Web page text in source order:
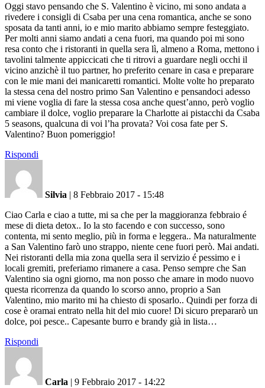
Oggi stavo pensando che S. Valentino è vicino, mi sono andata a
rivedere i consigli di Csaba per una cena romantica, anche se sono
sposata da tanti anni, io e mio marito abbiamo sempre festeggiato.
Per molti anni siamo andati a cena fuori, ma quando poi mi sono
resa conto che i ristoranti in quella sera lì, almeno a Roma, mettono i
tavolini talmente appiccicati che ti ritrovi a guardare negli occhi il
vicino anzichè il tuo partner, ho preferito cenare in casa e preparare
con le mie mani dei manicaretti romantici. Molte volte ho preparato
la stessa cena del nostro primo San Valentino e pensandoci adesso
mi viene voglia di fare la stessa cosa anche quest’anno, però voglio
cambiare il dolce, voglio preparare la Charlotte ai pistacchi da Csaba
5 seasons, qualcuna di voi l’ha provata? Voi cosa fate per S.
Valentino? Buon pomeriggio!
Rispondi
Silvia | 8 Febbraio 2017 - 15:48
Ciao Carla e ciao a tutte, mi sa che per la maggioranza febbraio é
mese di dieta detox.. Io la sto facendo e con successo, sono
contenta, mi sento meglio, più in forma e leggera.. Ma naturalmente
a San Valentino farò uno strappo, niente cene fuori però. Mai andati.
Nei ristoranti della mia zona quella sera il servizio é pessimo e i
locali gremiti, preferiamo rimanere a casa. Penso sempre che San
Valentino sia ogni giorno, ma non posso che amare in modo nuovo
questa ricorrenza da quando lo scorso anno, proprio a San
Valentino, mio marito mi ha chiesto di sposarlo.. Quindi per forza di
cose è oramai entrato nella hit del mio cuore! Di sicuro prepararò un
dolce, poi pesce.. Capesante burro e brandy già in lista…
Rispondi
Carla | 9 Febbraio 2017 - 14:22